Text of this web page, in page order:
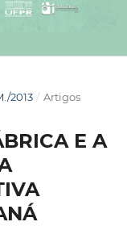
2013 / Artigos
E A